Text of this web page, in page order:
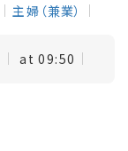
主婦（兼業）
at 09:50